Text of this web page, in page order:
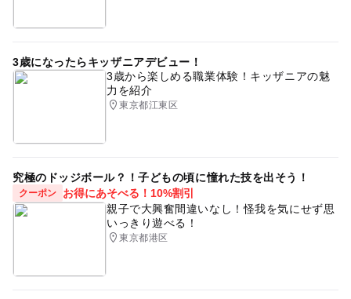
3歳になったらキッザニアデビュー！
3歳から楽しめる職業体験！キッザニアの魅
力を紹介
東京都江東区
究極のドッジボール？！子どもの頃に憧れた技を出そう！
クーポン
お得にあそべる！10%割引
親子で大興奮間違いなし！怪我を気にせず思
いっきり遊べる！
東京都港区